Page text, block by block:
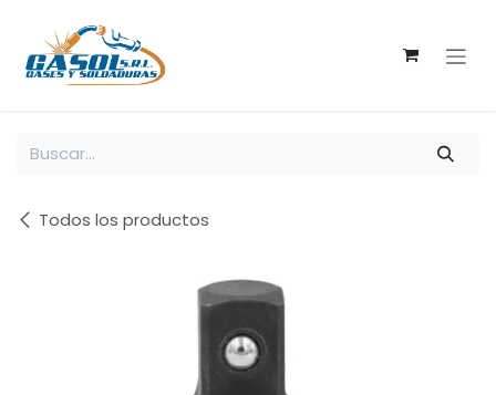
Todos los productos